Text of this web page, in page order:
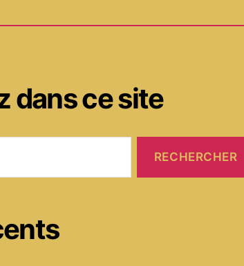
dans ce site